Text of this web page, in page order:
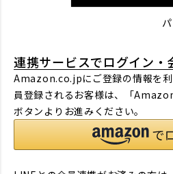
連携サービスでログイン・
Amazon.co.jpにご登録の情報を
員登録されるお客様は、「
ボタンよりお進みください。